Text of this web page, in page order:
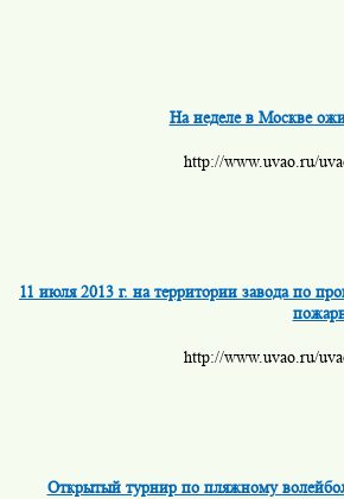
На неделе в Москве
http://www.uvao.ru/
11 июля 2013 г. на территории завода по
http://www.uvao.ru/
Открытый турнир по пляжному